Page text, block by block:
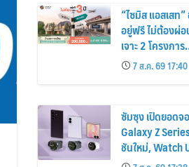
“ไซมิส แอสเสท
อยู่ฟรี ไม่ต้องผ่
เจาะ 2 โครงการ
“Siamese Holm–
Siamese
พร้อมส่วนลดแล
ถึง 31 สิงหาค
7 ส.ค. 69 17:40
ซัมซุง เปิดยอดจ
Galaxy Z
ชันใหม่, Watch
และ Watch9 สูงก